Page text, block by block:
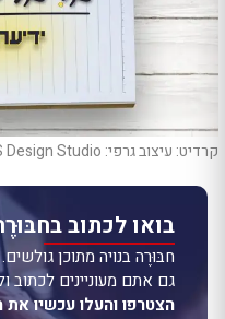
קרדיט: עיצוב גרפי: JS Design Studio / ידיעת האמת - גרפיקה
בואו לכתוב
חבּוּרֶה בנויה מתוכן גולשים.
גם אתם מעוניינים לכתוב
הצטרפו והעלו עכשיו